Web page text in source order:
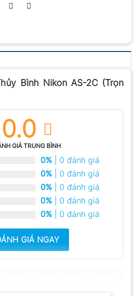
Bình Nikon AS-2C (Trọn
0.0
GIÁ TRUNG BÌNH
0% | 0 đánh giá
0% | 0 đánh giá
0% | 0 đánh giá
0% | 0 đánh giá
0% | 0 đánh giá
GIÁ NGAY